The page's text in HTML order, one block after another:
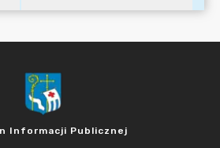
Informacji Publicznej